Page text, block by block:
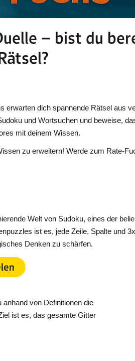
– bist du
erwarten dich spannende Rätsel aus
und Wortsuchen und beweise,
mit deinem Wissen.
zu erweitern! Werde zum Rate-
Welt von Sudoku, eines der
ist es, jede Zeile, Spalte und
Denken zu schärfen.
von Definitionen die
ist es, das gesamte Gitter